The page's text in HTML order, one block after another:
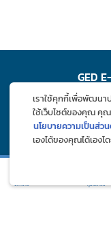
GED
บทความ ภูมิแพ้คลับ
เราใช้คุกกี้เพื่อพัฒนา
ใช้เว็บไซต์ของคุณ คุ
นโยบายความเป็นส่ว
เองได้ของคุณได้เอง